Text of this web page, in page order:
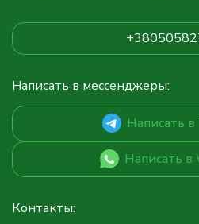
Написать в мессенджеры:
Написать
Написать в
Контакты: